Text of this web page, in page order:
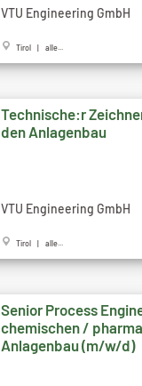
VTU Engineering GmbH
Tirol | alle...
Technische:r
den Anlagenbau
VTU Engineering GmbH
Tirol | alle...
Senior Process
chemischen /
Anlagenbau (m/w/d)